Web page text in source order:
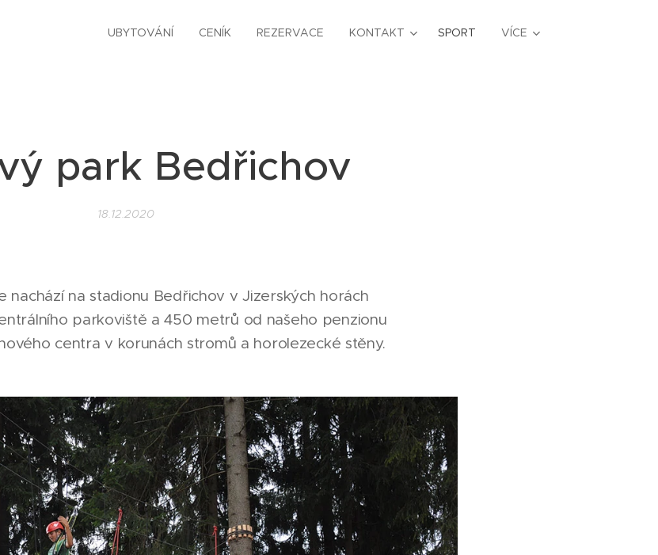
UBYTOVÁNÍ CENÍK REZERVACE KONTAKT SPORT VÍCE
park Bedřichov
18.12.2020
nachází na stadionu Bedřichov v Jizerských horách
parkoviště a 450 metrů od našeho penzionu
centra v korunách stromů a horolezecké stěny.